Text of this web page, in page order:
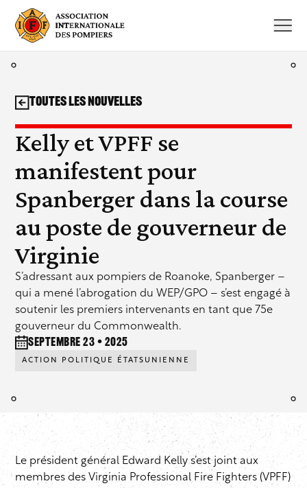
contenu
Kelly et VPFF se
manifestent pour
Spanberger dans la course
au poste de gouverneur de
Virginie
S’adressant aux pompiers de Roanoke, Spanberger –
qui a mené l’abrogation du WEP/GPO – s’est engagé à
soutenir les premiers intervenants en tant que 75e
gouverneur du Commonwealth.
septembre 23 • 2025
ACTION POLITIQUE ÉTATSUNIENNE
Toutes les nouvelles
Le président général Edward Kelly s’est joint aux
membres des Virginia Professional Fire Fighters (VPFF)